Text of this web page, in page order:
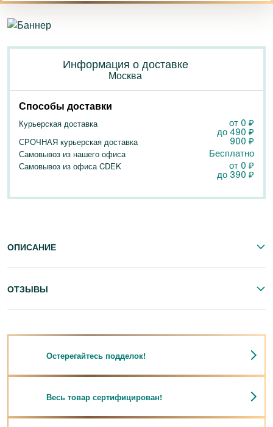
Информация о доставке
Москва
Способы доставки
Курьерская доставка от 0 ₽
до 490 ₽
СРОЧНАЯ курьерская доставка 900 ₽
Самовывоз из нашего офиса Бесплатно
Самовывоз из офиса CDEK от 0 ₽
до 390 ₽
ОПИСАНИЕ
ОТЗЫВЫ
Остерегайтесь подделок!
Весь товар сертифицирован!